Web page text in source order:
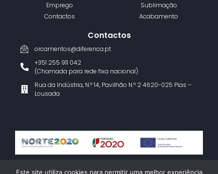
Emprego
Contactos
Sublimação
Acabamento
Contactos
orcamentos@diferenca.pt
+351 255 911 042
(Chamada para rede fixa nacional)
Rua da Indústria, N.º 14, Pavilhão N.º 2 4620-025 Pias –
Lousada
Este site utiliza cookies para permitir uma melhor experiência